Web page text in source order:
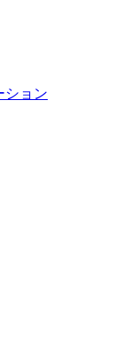
ション